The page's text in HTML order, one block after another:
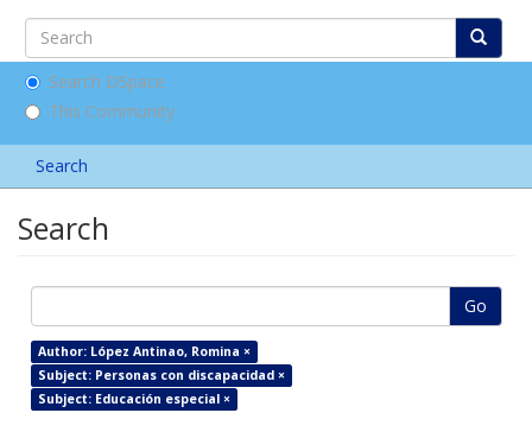
Search DSpace
This Community
Search
Search
Go
Author: López Antinao, Romina ×
Subject: Personas con discapacidad ×
Subject: Educación especial ×